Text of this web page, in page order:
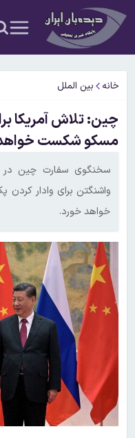
خانه بین الملل
چین: تلاش آمریکا
مسکو شکست
سخنگوی سفارت چین در
واشنگتن برای وادار
خواهد خورد.